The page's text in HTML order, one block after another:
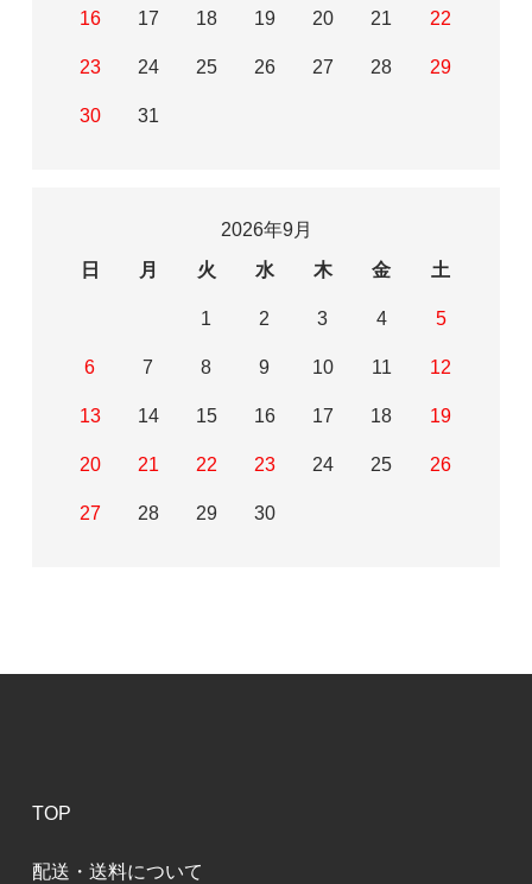
16 17 18 19 20 21 22
23 24 25 26 27 28 29
30 31
2026年9月
日
月 火 水 木 金 土
1 2 3 4 5
6 7 8 9 10 11 12
13 14 15 16 17 18 19
20 21 22 23 24 25 26
27 28 29 30
TOP
配送・送料について